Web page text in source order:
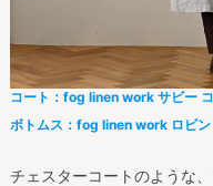
コート：fog linen work サビー
ボトムス：fog linen work ロビン
チェスターコートのような、